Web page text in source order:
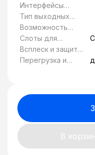
Интерфейсы
управления:
Тип выходных
розеток:
Возможность
установки в
стойку 19":
Слоты для
модулей
Всплеск и защита
от
перенапряжения:
Перегрузка и
В